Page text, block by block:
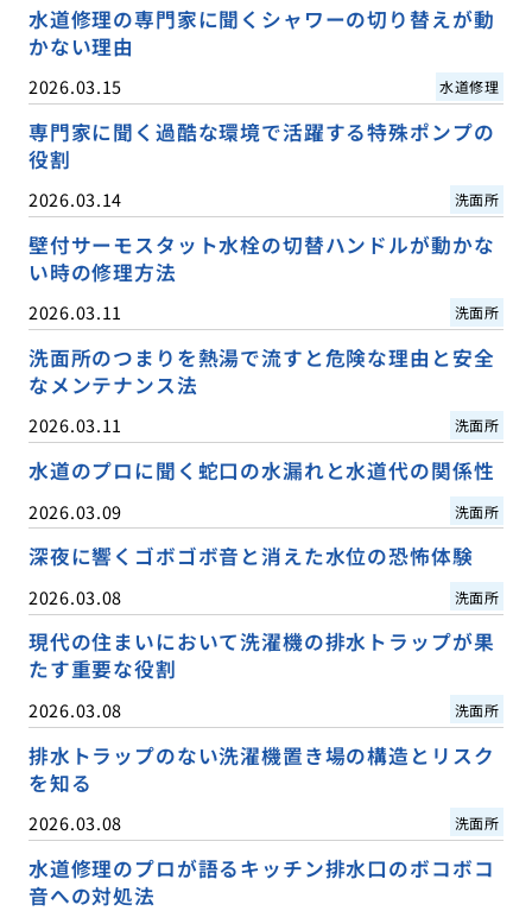
水道修理の専門家に聞くシャワーの切り替えが動
かない理由
2026.03.15 水道修理
専門家に聞く過酷な環境で活躍する特殊ポンプの
役割
2026.03.14 洗面所
壁付サーモスタット水栓の切替ハンドルが動かな
い時の修理方法
2026.03.11 洗面所
洗面所のつまりを熱湯で流すと危険な理由と安全
なメンテナンス法
2026.03.11 洗面所
水道のプロに聞く蛇口の水漏れと水道代の関係性
2026.03.09 洗面所
深夜に響くゴボゴボ音と消えた水位の恐怖体験
2026.03.08 洗面所
現代の住まいにおいて洗濯機の排水トラップが果
たす重要な役割
2026.03.08 洗面所
排水トラップのない洗濯機置き場の構造とリスク
を知る
2026.03.08 洗面所
水道修理のプロが語るキッチン排水口のボコボコ
音への対処法